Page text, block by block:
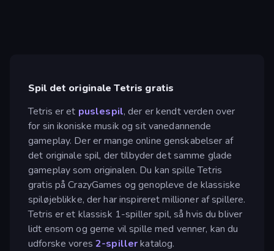
Spil det originale Tetris gratis
Tetris er et puslespil, der er kendt verden over
for sin ikoniske musik og sit vanedannende
gameplay. Der er mange online genskabelser af
det originale spil, der tilbyder det samme glade
gameplay som originalen. Du kan spille Tetris
gratis på CrazyGames og genopleve de klassiske
spiløjeblikke, der har inspireret millioner af spillere.
Tetris er et klassisk 1-spiller spil, så hvis du bliver
lidt ensom og gerne vil spille med venner, kan du
udforske vores 2-spillerkatalog.